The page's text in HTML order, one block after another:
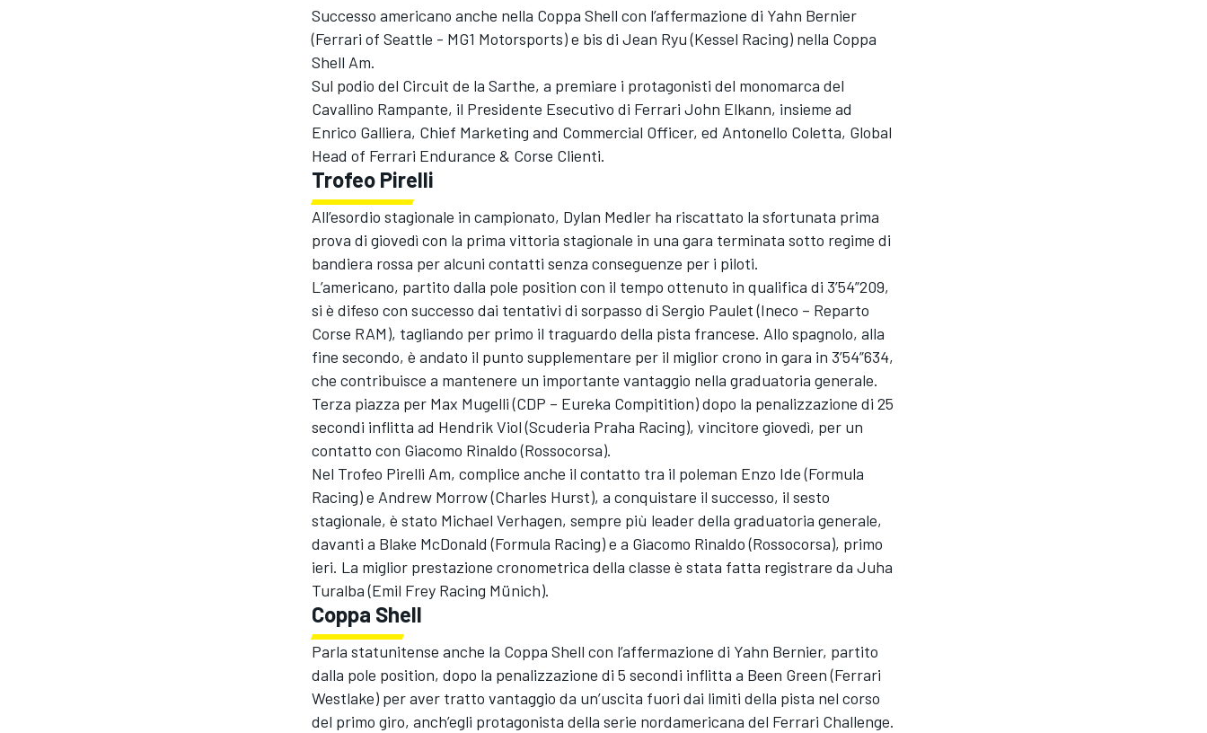
Successo americano anche nella Coppa Shell con l’affermazione di Yahn Bernier
(Ferrari of Seattle - MG1 Motorsports) e bis di Jean Ryu (Kessel Racing) nella Coppa
Shell Am.
Sul podio del Circuit de la Sarthe, a premiare i protagonisti del monomarca del
Cavallino Rampante, il Presidente Esecutivo di Ferrari John Elkann, insieme ad
Enrico Galliera, Chief Marketing and Commercial Officer, ed Antonello Coletta, Global
Head of Ferrari Endurance & Corse Clienti.
Trofeo Pirelli
All’esordio stagionale in campionato, Dylan Medler ha riscattato la sfortunata prima
prova di giovedì con la prima vittoria stagionale in una gara terminata sotto regime di
bandiera rossa per alcuni contatti senza conseguenze per i piloti.
L’americano, partito dalla pole position con il tempo ottenuto in qualifica di 3’54”209,
si è difeso con successo dai tentativi di sorpasso di Sergio Paulet (Ineco – Reparto
Corse RAM), tagliando per primo il traguardo della pista francese. Allo spagnolo, alla
fine secondo, è andato il punto supplementare per il miglior crono in gara in 3’54”634,
che contribuisce a mantenere un importante vantaggio nella graduatoria generale.
Terza piazza per Max Mugelli (CDP – Eureka Compitition) dopo la penalizzazione di 25
secondi inflitta ad Hendrik Viol (Scuderia Praha Racing), vincitore giovedì, per un
contatto con Giacomo Rinaldo (Rossocorsa).
Nel Trofeo Pirelli Am, complice anche il contatto tra il poleman Enzo Ide (Formula
Racing) e Andrew Morrow (Charles Hurst), a conquistare il successo, il sesto
stagionale, è stato Michael Verhagen, sempre più leader della graduatoria generale,
davanti a Blake McDonald (Formula Racing) e a Giacomo Rinaldo (Rossocorsa), primo
ieri. La miglior prestazione cronometrica della classe è stata fatta registrare da Juha
Turalba (Emil Frey Racing Münich).
Coppa Shell
Parla statunitense anche la Coppa Shell con l’affermazione di Yahn Bernier, partito
dalla pole position, dopo la penalizzazione di 5 secondi inflitta a Been Green (Ferrari
Westlake) per aver tratto vantaggio da un’uscita fuori dai limiti della pista nel corso
del primo giro, anch’egli protagonista della serie nordamericana del Ferrari Challenge.